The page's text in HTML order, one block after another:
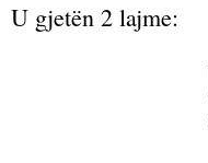
U gjetën 2 lajme: